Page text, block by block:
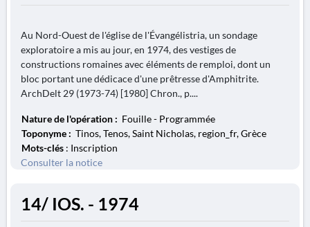
Au Nord-Ouest de l'église de l'Évangélistria, un sondage
exploratoire a mis au jour, en 1974, des vestiges de
constructions romaines avec éléments de remploi, dont un
bloc portant une dédicace d'une prêtresse d'Amphitrite.
ArchDelt 29 (1973-74) [1980] Chron., p....
Nature de l'opération : Fouille - Programmée
Toponyme : Tinos, Tenos, Saint Nicholas, region_fr, Grèce
Mots-clés : Inscription
Consulter la notice
14/ IOS. - 1974